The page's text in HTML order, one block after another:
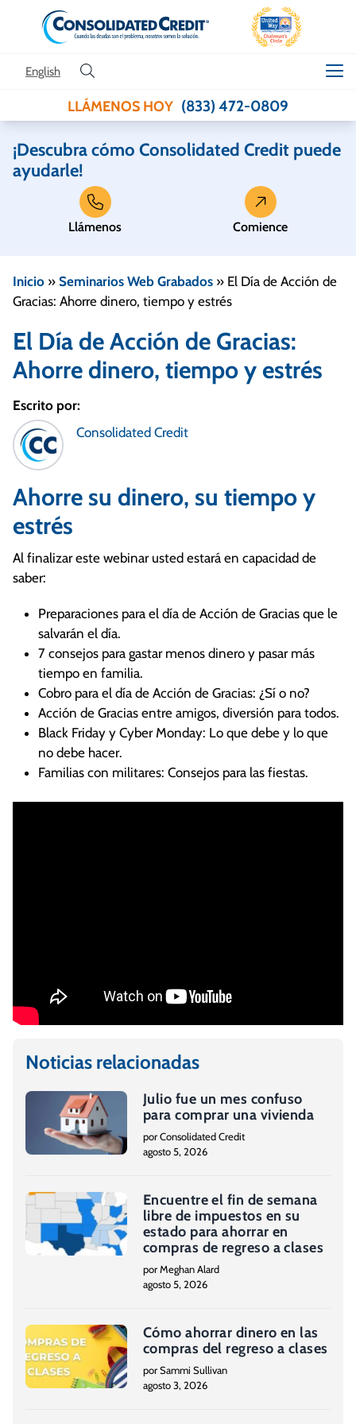
Skip to content
English
LLÁMENOS HOY (833) 472-0809
¡Descubra cómo Consolidated Credit puede
ayudarle!
Llámenos Comience
Inicio » Seminarios Web Grabados » El Día de Acción de
Gracias: Ahorre dinero, tiempo y estrés
El Día de Acción de Gracias:
Ahorre dinero, tiempo y estrés
Escrito por:
Consolidated Credit
Ahorre su dinero, su tiempo y
estrés
Al finalizar este webinar usted estará en capacidad de
saber:
Preparaciones para el día de Acción de Gracias que le
salvarán el día.
7 consejos para gastar menos dinero y pasar más
tiempo en familia.
Cobro para el día de Acción de Gracias: ¿Sí o no?
Acción de Gracias entre amigos, diversión para todos.
Black Friday y Cyber Monday: Lo que debe y lo que
no debe hacer.
Familias con militares: Consejos para las fiestas.
Noticias relacionadas
Julio fue un mes confuso
para comprar una vivienda
por Consolidated Credit
agosto 5, 2026
Encuentre el fin de semana
libre de impuestos en su
estado para ahorrar en
compras de regreso a clases
por Meghan Alard
agosto 5, 2026
Cómo ahorrar dinero en las
compras del regreso a clases
por Sammi Sullivan
agosto 3, 2026